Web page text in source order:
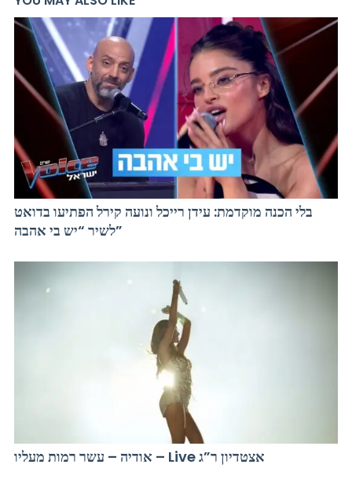
בלי הכנה מוקדמת: עידן רייכל ונועה קירל הפתיעו בדואט
לשיר “יש בי אהבה”
אודיה – עשר רמות מעליו – Live אצטדיון ר”ג